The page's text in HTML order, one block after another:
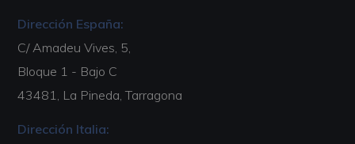
Dirección España:
C/ Amadeu Vives, 5,
Bloque 1 - Bajo C
43481, La Pineda, Tarragona
Dirección Italia: